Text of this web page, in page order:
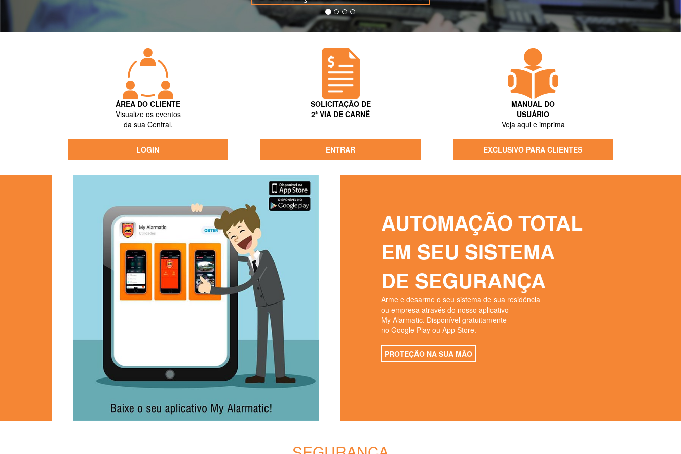
ÁREA DO CLIENTE
Visualize os eventos
da sua Central.
LOGIN
SOLICITAÇÃO DE
2ª VIA DE CARNÊ
ENTRAR
MANUAL DO
USUÁRIO
Veja aqui e imprima
EXCLUSIVO PARA CLIENTES
AUTOMAÇÃO TOTAL
EM SEU SISTEMA
DE SEGURANÇA
Arme e desarme o seu sistema de sua residência
ou empresa através do nosso aplicativo
My Alarmatic. Disponível gratuitamente
no Google Play ou App Store.
PROTEÇÃO NA SUA MÃO